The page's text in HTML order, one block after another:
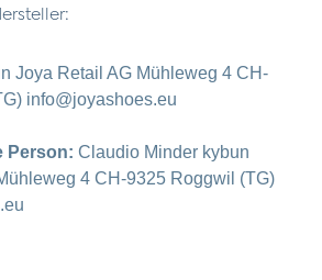
Joya Retail AG Mühleweg 4 CH-
info@joyashoes.eu
Person: Claudio Minder kybun
4 CH-9325 Roggwil (TG)